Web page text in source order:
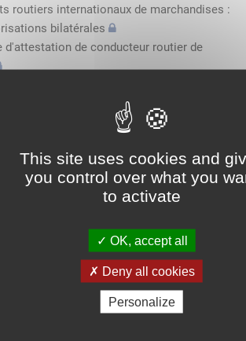
This site uses cookies and
you control over what you
to activate
OK, accept all
Deny all cookies
Personalize
routiers internationaux de marchandises :
bilatérales
d'attestation de conducteur routier de
d’attestation de capacité professionnelle
de certificat attestant l'obtention du
professionnelle
suivi financier
de sous-traitance
comptes annuels